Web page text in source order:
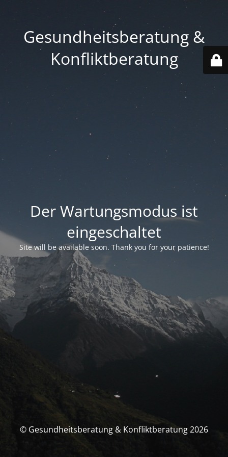
Gesundheitsberatung &
Konfliktberatung
Der Wartungsmodus ist
eingeschaltet
Site will be available soon. Thank you for your patience!
© Gesundheitsberatung & Konfliktberatung 2026